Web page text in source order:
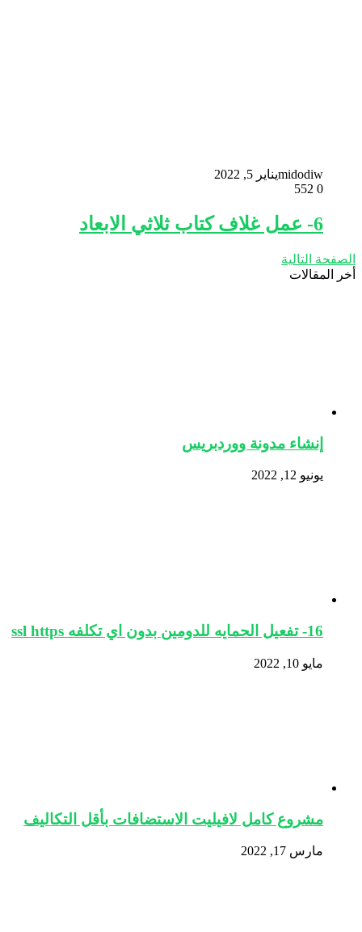
midodiwيناير 5, 2022
0
6- عمل غلاف كتاب ثلاثي الابعاد
الصفحة التالية
أخر المقالات
إنشاء مدونة ووردبريس
يونيو 12, 2022
16- تفعيل الحمايه للدومين بدون اي تكلفه ssl https
مايو 10, 2022
مشروع كامل لافيليت الاستضافات بأقل التكاليف
مارس 17, 2022